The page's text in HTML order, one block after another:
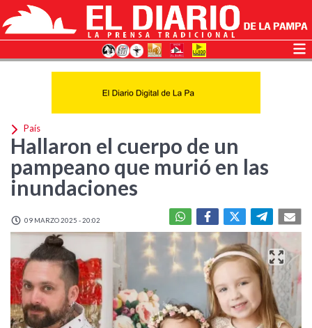
País
Hallaron el cuerpo de un
pampeano que murió en las
inundaciones
09 MARZO 2025 - 20:02